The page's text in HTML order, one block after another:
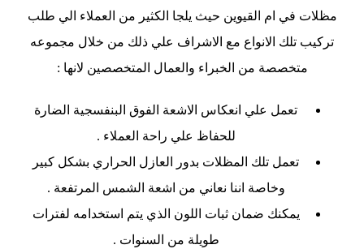
مظلات في ام القيوين حيث يلجا الكثير من العملاء الي طلب
تركيب تلك الانواع مع الاشراف علي ذلك من خلال مجموعه
متخصصة من الخبراء والعمال المتخصصين لانها :
تعمل علي انعكاس الاشعة الفوق البنفسجية الضارة
للحفاظ علي راحة العملاء .
تعمل تلك المظلات بدور العازل الحراري بشكل كبير
وخاصة اننا نعاني من اشعة الشمس المرتفعة .
يمكنك ضمان ثبات اللون الذي يتم استخدامه لفترات
طويلة من السنوات .